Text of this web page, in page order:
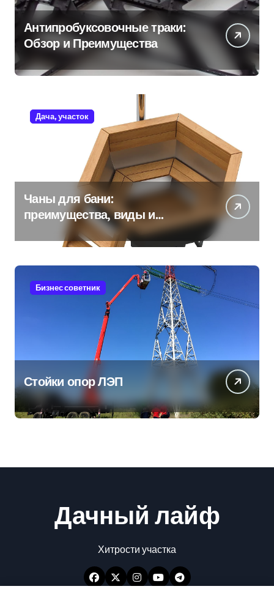
Антипробуксовочные траки:
Обзор и Преимущества
Дача, участок
Чаны для бани:
преимущества, виды и
особенности использования
Бизнес советник
Стойки опор ЛЭП
Дачный лайф
Хитрости участка